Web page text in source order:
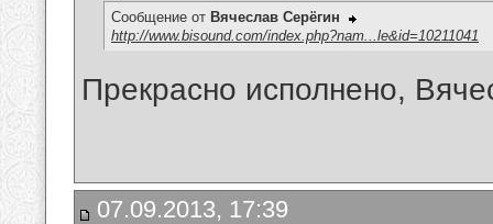
Сообщение от Вячеслав Серёгин
http://www.bisound.com/index.php?nam...le&id=10211041
Прекрасно исполнено,
07.09.2013, 17:39